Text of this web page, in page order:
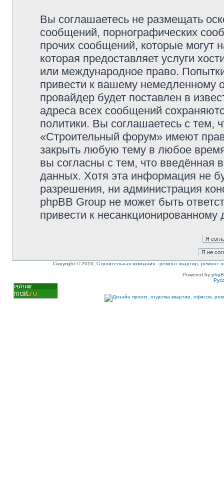
Вы соглашаетесь не размещать
сообщений, порнографических
прочих сообщений, которые могут
которая предоставляет услуги
или международное право.
привести к вашему немедленному
провайдер будет поставлен в
адреса всех сообщений
политики. Вы соглашаетесь с тем,
«Строительный форум» имеют
закрыть любую тему в любое
вы согласны с тем, что введённая
данных. Хотя эта информация не
разрешения, ни администрация
phpBB Group не может быть
привести к несанкционированному
Copyright © 2010, Строительная компания - ремонт квартир, ремонт
Powered by